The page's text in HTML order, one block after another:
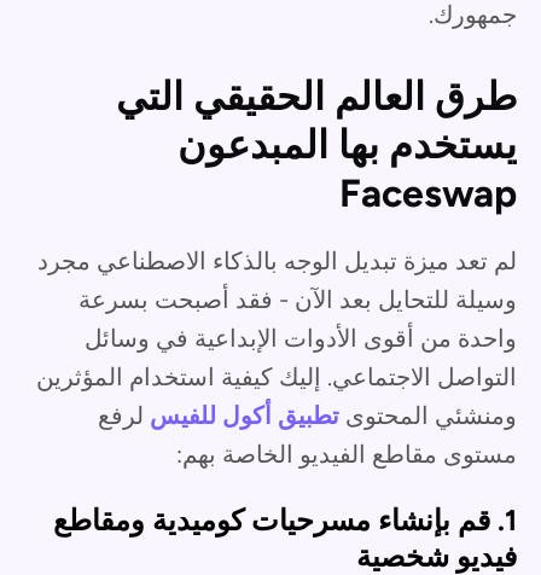
جمهورك.
طرق العالم الحقيقي التي
يستخدم بها المبدعون
Faceswap
لم تعد ميزة تبديل الوجه بالذكاء الاصطناعي مجرد
وسيلة للتحايل بعد الآن - فقد أصبحت بسرعة
واحدة من أقوى الأدوات الإبداعية في وسائل
التواصل الاجتماعي. إليك كيفية استخدام المؤثرين
ومنشئي المحتوى تطبيق أكول للفيس لرفع
مستوى مقاطع الفيديو الخاصة بهم:
1. قم بإنشاء مسرحيات كوميدية ومقاطع
فيديو شخصية